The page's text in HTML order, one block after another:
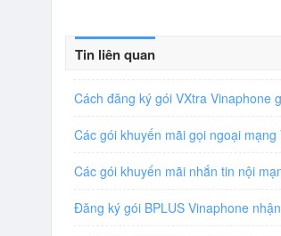
Tin liên quan
Cách đăng ký gói VXtra Vinaphone
Các gói khuyến mãi gọi ngoại
Các gói khuyến mãi nhắn tin nội
Đăng ký gói BPLUS Vinaphone